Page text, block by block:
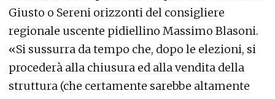
Giusto o Sereni orizzonti del consigliere
regionale uscente pidiellino Massimo Blasoni.
«Si sussurra da tempo che, dopo le elezioni, si
procederà alla chiusura ed alla vendita della
struttura (che certamente sarebbe altamente